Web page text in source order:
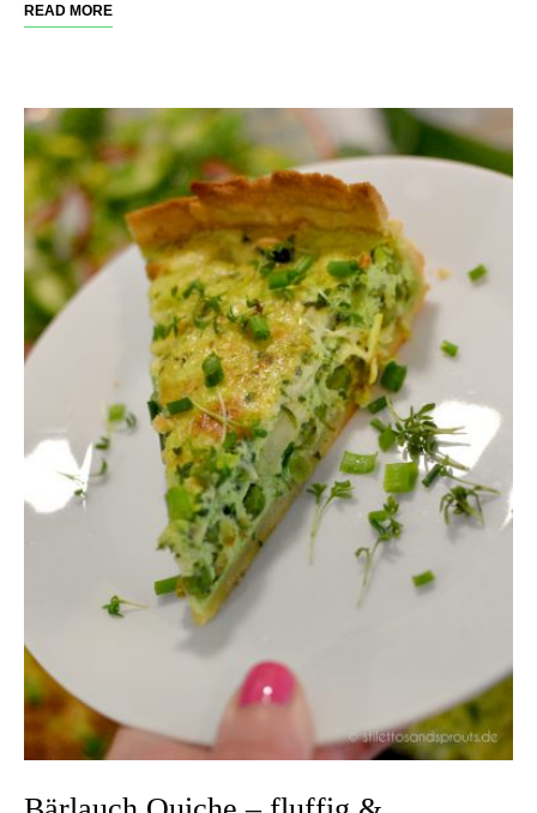
READ MORE